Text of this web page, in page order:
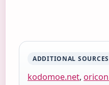
ADDITIONAL SOURCES
kodomoe.net,